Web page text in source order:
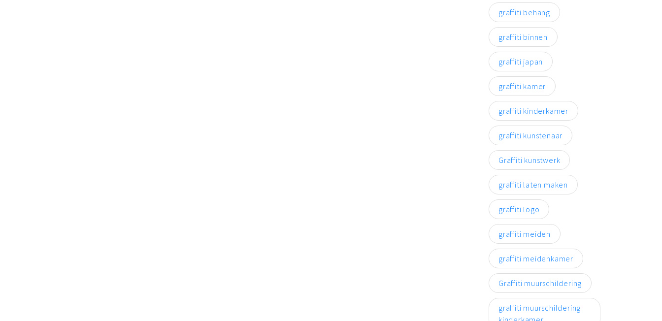
graffiti behang
graffiti binnen
graffiti japan
graffiti kamer
graffiti kinderkamer
graffiti kunstenaar
Graffiti kunstwerk
graffiti laten maken
graffiti logo
graffiti meiden
graffiti meidenkamer
Graffiti muurschildering
graffiti muurschildering